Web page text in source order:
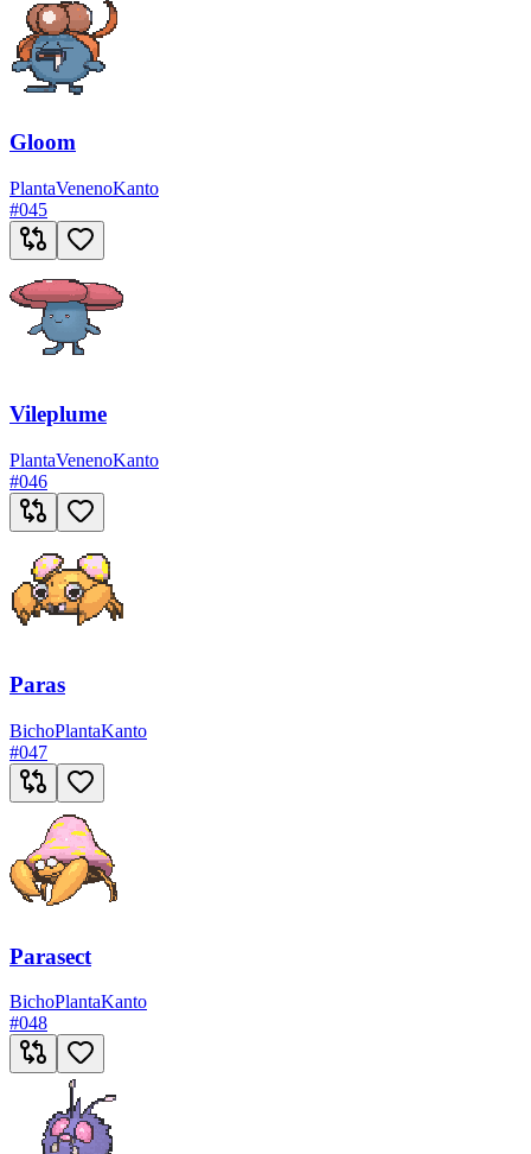
Gloom
PlantaVenenoKanto
#045
Vileplume
PlantaVenenoKanto
#046
Paras
BichoPlantaKanto
#047
Parasect
BichoPlantaKanto
#048